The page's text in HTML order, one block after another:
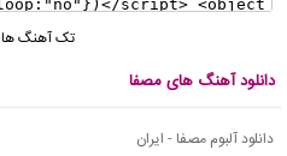
تک آهنگ ها
دانلود آهنگ های مصفا
دانلود آلبوم مصفا - ایران